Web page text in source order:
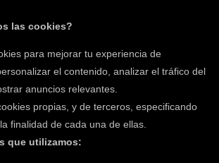
las cookies?
para mejorar tu experiencia de
el contenido, analizar el tráfico del
anuncios relevantes.
propias, y de terceros, especificando
finalidad de cada una de ellas.
que utilizamos: